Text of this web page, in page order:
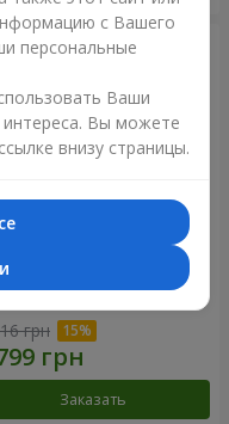
"Цветочное Selfie!"
грн
Заказать
с Вашего
персональные
Ваши
интереса. Вы можете
внизу страницы.